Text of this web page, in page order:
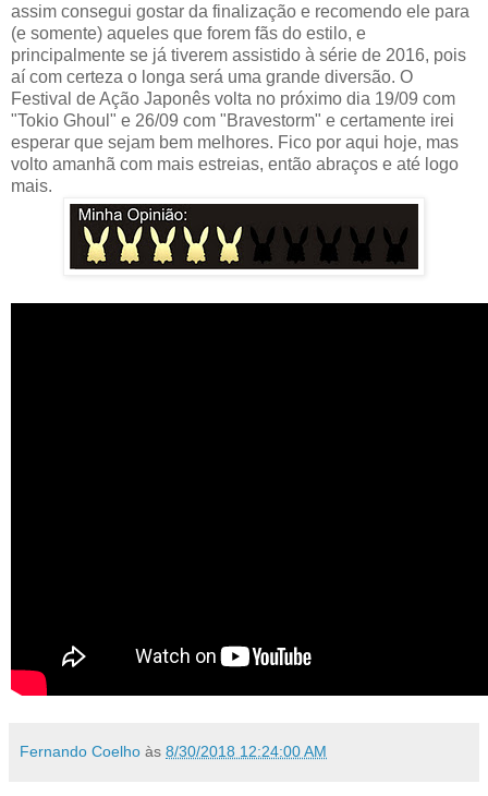
assim consegui gostar da finalização e recomendo ele para
(e somente) aqueles que forem fãs do estilo, e
principalmente se já tiverem assistido à série de 2016, pois
aí com certeza o longa será uma grande diversão. O
Festival de Ação Japonês volta no próximo dia 19/09 com
"Tokio Ghoul" e 26/09 com "Bravestorm" e certamente irei
esperar que sejam bem melhores. Fico por aqui hoje, mas
volto amanhã com mais estreias, então abraços e até logo
mais.
Fernando Coelho às 8/30/2018 12:24:00 AM